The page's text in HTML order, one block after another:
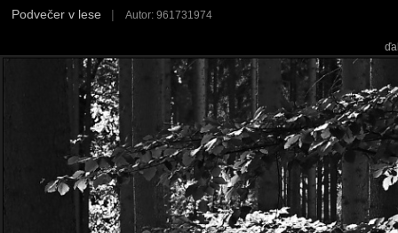
Podvečer v lese | Autor: 961731974